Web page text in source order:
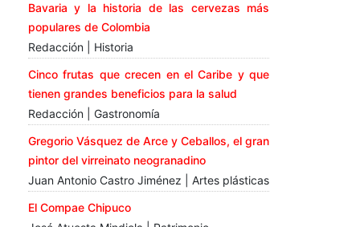
Bavaria y la historia de las cervezas más
populares de Colombia
Redacción | Historia
Cinco frutas que crecen en el Caribe y que
tienen grandes beneficios para la salud
Redacción | Gastronomía
Gregorio Vásquez de Arce y Ceballos, el gran
pintor del virreinato neogranadino
Juan Antonio Castro Jiménez | Artes plásticas
El Compae Chipuco